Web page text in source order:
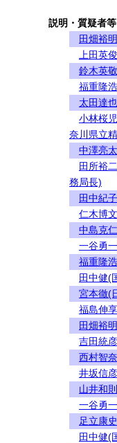
説明・質疑者
田畑裕
上田英
鈴木英
福重隆
太田達
小林桜
奈川県立
中澤亮
田所裕
務局長)
田中紀
仁木博
中島克
一谷勇
福重隆
田中健(
宮本徹(
福島伸
田畑裕
吉田統
西村智
井坂信
山井和
一谷勇
足立康
田中健(